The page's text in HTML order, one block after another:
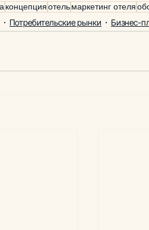
концепцияотельмаркетинг отеля
Потребительские рынки Бизнес-